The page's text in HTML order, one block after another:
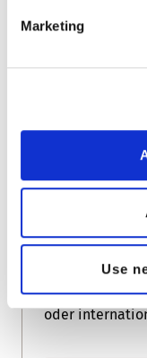
Marketing
Use
PORTIEREN
Ihre
jederzeit zu
Ausserdem
oder